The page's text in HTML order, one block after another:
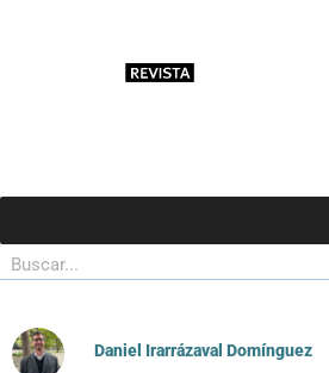
Buscar
Daniel Irarrázaval Domínguez